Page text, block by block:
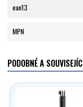
ean13
MPN
PODOBNÉ A